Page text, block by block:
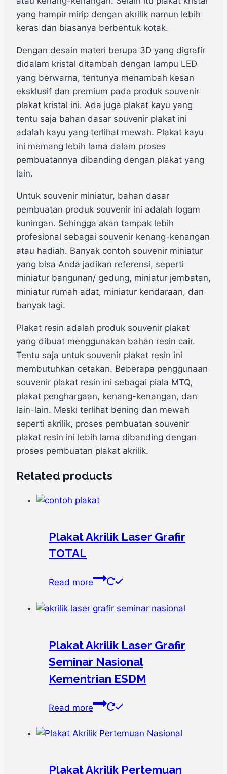
yang hampir mirip dengan akrilik namun lebih
keras dan biasanya berbentuk kotak.
Dengan desain materi berupa 3D yang digrafir
didalam kristal ditambah dengan lampu LED
yang berwarna, tentunya menambah kesan
eksklusif dan premium pada produk souvenir
plakat kristal ini. Ada juga plakat kayu yang
tentu saja bahan dasar souvenir plakat ini
adalah kayu yang terlihat mewah. Plakat kayu
ini memang lebih lama dalam proses
pembuatannya dibanding dengan plakat yang
lain.
Untuk souvenir miniatur, bahan dasar
pembuatan produk souvenir ini adalah logam
kuningan. Sehingga akan tampak lebih
profesional sebagai souvenir kenang-kenangan
atau hadiah. Banyak contoh souvenir miniatur
yang bisa Anda jadikan referensi, seperti
miniatur bangunan/ gedung, miniatur jembatan,
miniatur rumah adat, miniatur kendaraan, dan
banyak lagi.
Plakat resin adalah produk souvenir plakat
yang dibuat menggunakan bahan resin cair.
Tentu saja untuk souvenir plakat resin ini
membutuhkan cetakan. Beberapa penggunaan
souvenir plakat resin ini sebagai piala MTQ,
plakat penghargaan, kenang-kenangan, dan
lain-lain. Meski terlihat bening dan mewah
seperti akrilik, proses pembuatan souvenir
plakat resin ini lebih lama dibanding dengan
proses pembuatan plakat akrilik.
Related products
Plakat Akrilik Laser Grafir
TOTAL
Read more
Plakat Akrilik Laser Grafir
Seminar Nasional
Kementrian ESDM
Read more
Plakat Akrilik Pertemuan